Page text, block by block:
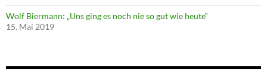
Wolf Biermann: „Uns ging es noch nie so gut wie heute“
15. Mai 2019